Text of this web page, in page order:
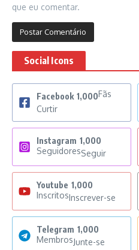
que eu comentar.
Social Icons
Facebook 1,000Fãs
Curtir
Instagram 1,000
SeguidoresSeguir
Youtube 1,000
InscritosInscrever-se
Telegram 1,000
MembrosJunte-se